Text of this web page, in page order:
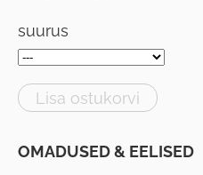
suurus
Lisa ostukorvi
OMADUSED & EELISED